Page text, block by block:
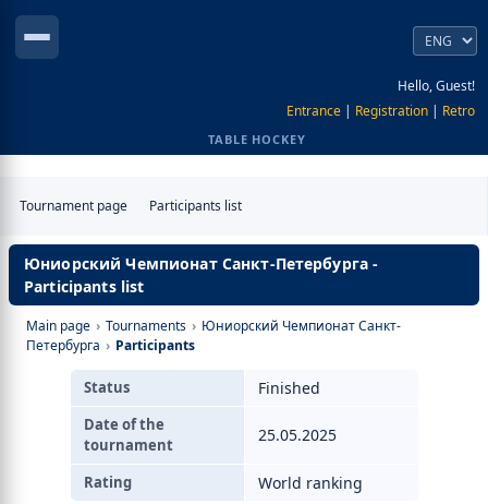
Hello, Guest!
Entrance | Registration | Retro
TABLE HOCKEY
Tournament page Participants list
Юниорский Чемпионат Санкт-Петербурга -
Participants list
Main page › Tournaments › Юниорский Чемпионат Санкт-
Петербурга › Participants
Status Finished
Date of the
tournament
25.05.2025
Rating World ranking